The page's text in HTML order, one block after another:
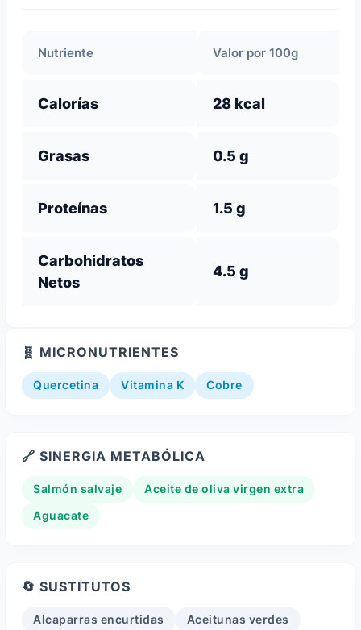
Nutriente Valor por 100g
Calorías 28 kcal
Grasas 0.5 g
Proteínas 1.5 g
Carbohidratos
Netos
4.5 g
🧬 MICRONUTRIENTES
Quercetina Vitamina K Cobre
🔗 SINERGIA METABÓLICA
Salmón salvaje Aceite de oliva virgen extra
Aguacate
🔄 SUSTITUTOS
Alcaparras encurtidas Aceitunas verdes